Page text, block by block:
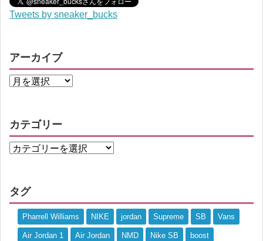
Tweets by sneaker_bucks
アーカイブ
カテゴリー
タグ
Pharrell Williams NIKE jordan Supreme SB Vans
Air Jordan 1 Air Jordan NMD Nike SB boost